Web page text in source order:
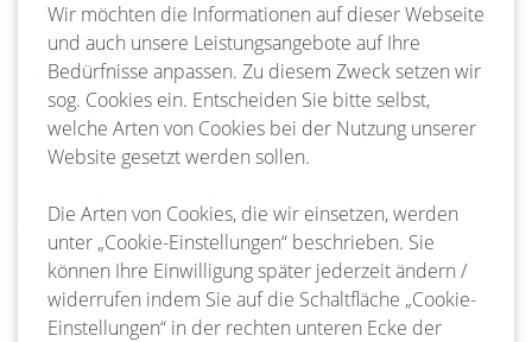
1 2
4 5 6 7 8 9
10 11 12 13 14 15 16
24 25 26 27 28 29 30
31
Wir möchten die Informationen auf dieser Webseite
und auch unsere Leistungsangebote auf Ihre
Bedürfnisse anpassen. Zu diesem Zweck setzen wir
sog. Cookies ein. Entscheiden Sie bitte selbst,
welche Arten von Cookies bei der Nutzung unserer
Website gesetzt werden sollen.
Die Arten von Cookies, die wir einsetzen, werden
unter „Cookie-Einstellungen“ beschrieben. Sie
können Ihre Einwilligung später jederzeit ändern /
widerrufen indem Sie auf die Schaltfläche „Cookie-
Einstellungen“ in der rechten unteren Ecke der